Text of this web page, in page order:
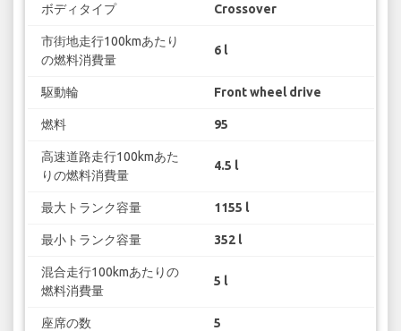
ボディタイプ Crossover
市街地走行100kmあたり
の燃料消費量
6 l
駆動輪 Front wheel drive
燃料 95
高速道路走行100kmあた
りの燃料消費量
4.5 l
最大トランク容量 1155 l
最小トランク容量 352 l
混合走行100kmあたりの
燃料消費量
5 l
座席の数 5